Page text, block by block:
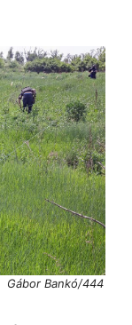
Bankó/444